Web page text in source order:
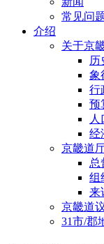
常见问
介绍
关于京
历
象
行
预
人
经
京畿道
总
组
来
京畿道
31市/郡